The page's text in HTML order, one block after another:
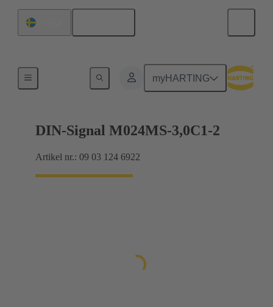
myHARTING
Förbindning moderkort till dotterkort
DIN-Signal M024MS-3,0C1-2
Artikel nr.: 09 03 124 6922